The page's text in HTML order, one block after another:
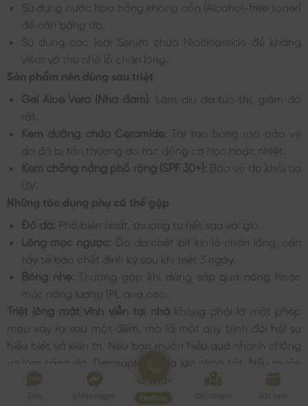
Sử dụng nước hoa hồng không cồn (Alcohol-free toner)
để cân bằng da.
Sử dụng các loại Serum chứa Niacinamide để kháng
viêm và thu nhỏ lỗ chân lông.
Sản phẩm nên dùng sau triệt
Gel Aloe Vera (Nha đam):
Làm dịu da tức thì, giảm đỏ
rát.
Kem dưỡng chứa Ceramide: Tái tạo hàng rào bảo vệ
da đã bị tổn thương do tác động cơ học hoặc nhiệt.
Kem chống nắng phổ rộng (SPF 30+): Bảo vệ da khỏi tia
UV.
Những tác dụng phụ có thể gặp
Đỏ da: Phổ biến nhất, thường tự hết sau vài giờ.
Lông mọc ngược: Do da chết bít kín lỗ chân lông, cần
tẩy tế bào chết định kỳ sau khi triệt 3 ngày.
Bỏng nhẹ: Thường gặp khi dùng sáp quá nóng hoặc
mức năng lượng IPL quá cao.
Triệt lông mặt vĩnh viễn tại nhà
không phải là một phép
màu xảy ra sau một đêm, mà là một quy trình đòi hỏi sự
hiểu biết và kiên trì. Nếu bạn muốn hiệu quả nhanh chóng
và làm sáng da, Dermaplaning là lựa chọn tốt. Nếu muốn
giảm lông lâu dài, YB Spa khuyên răng hãy đầu tư một
chiếc máy IPL là giải pháp tối ưu nhất. Luôn ghi nhớ quy
Zalo Messenger Hotline Chi nhánh Đặt hẹn